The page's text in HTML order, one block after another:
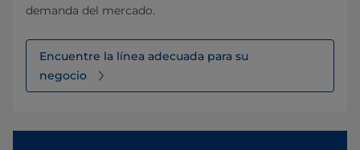
demanda del mercado.
Encuentre la línea adecuada para su
negocio